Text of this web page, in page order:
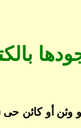
وثن أو كائن حى